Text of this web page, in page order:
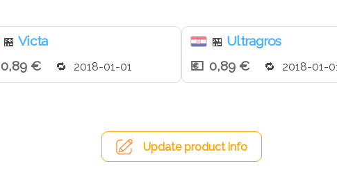
🏪 Victa
0,89 €
2018-01-01
🏪 Ultragros
0,89 €
2018-01-
Update product info